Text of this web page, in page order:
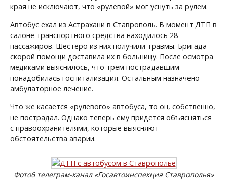
края не исключают, что «рулевой» мог уснуть за рулем.
Автобус ехал из Астрахани в Ставрополь. В момент ДТП в
салоне транспортного средства находилось 28
пассажиров. Шестеро из них получили травмы. Бригада
скорой помощи доставила их в больницу. После осмотра
медиками выяснилось, что трем пострадавшим
понадобилась госпитализация. Остальным назначено
амбулаторное лечение.
Что же касается «рулевого» автобуса, то он, собственно,
не пострадал. Однако теперь ему придется объясняться
с правоохранителями, которые выясняют
обстоятельства аварии.
Фото6 телеграм-канал «Госавтоинспекция Ставрополья»